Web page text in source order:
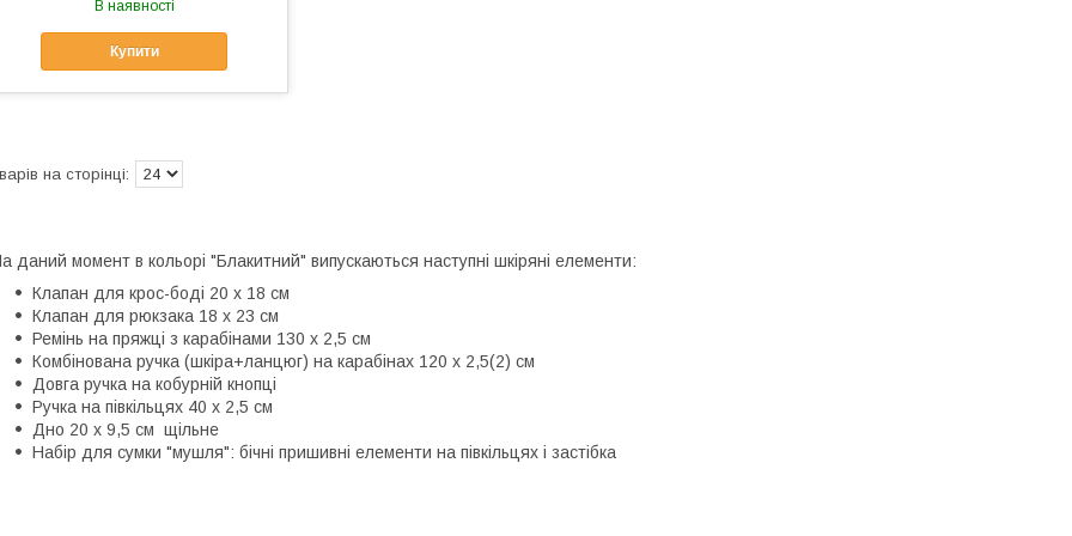
В наявності
Купити
даний момент в кольорі "Блакитний" випускаються наступні шкіряні елементи:
Клапан для крос-боді 20 х 18 см
Клапан для рюкзака 18 х 23 см
Ремінь на пряжці з карабінами 130 х 2,5 см
Комбінована ручка (шкіра+ланцюг) на карабінах 120 х 2,5(2) см
Довга ручка на кобурній кнопці
Ручка на півкільцях 40 х 2,5 см
Дно 20 х 9,5 см щільне
Набір для сумки "мушля": бічні пришивні елементи на півкільцях і застібка